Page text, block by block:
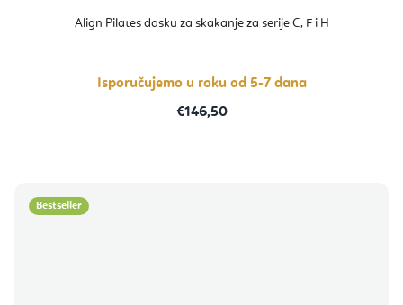
Align Pilates dasku za skakanje za serije C, F i H
Isporučujemo u roku od 5-7 dana
€146,50
Bestseller